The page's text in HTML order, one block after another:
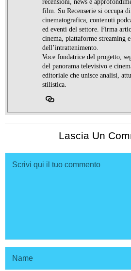
recensioni, news e
film. Su Recenserie si occupa
cinematografica, contenuti
ed eventi del settore. Firma
cinema, piattaforme streaming
dell’intrattenimento.
Voce fondatrice del progetto,
del panorama televisivo e
editoriale che unisce analisi,
stilistica.
Lascia Un